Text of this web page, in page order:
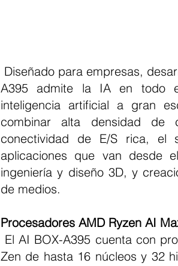
A395 admite la IA en todo
inteligencia artificial a gran
combinar alta densidad de
conectividad de E/S rica, el
aplicaciones que van desde
ingeniería y diseño 3D, y
de medios.
Procesadores AMD Ryzen AI
Zen de hasta 16 núcleos y 32